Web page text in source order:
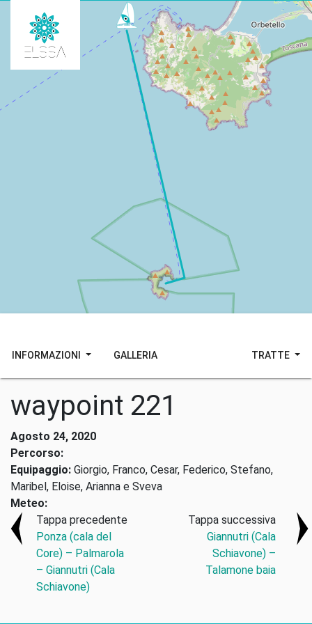
INFORMAZIONI GALLERIA TRATTE
waypoint 221
Agosto 24, 2020
Percorso:
Equipaggio: Giorgio, Franco, Cesar, Federico, Stefano,
Maribel, Eloise, Arianna e Sveva
Meteo:
Tappa precedente
Ponza (cala del
Core) – Palmarola
– Giannutri (Cala
Schiavone)
Tappa successiva
Giannutri (Cala
Schiavone) –
Talamone baia